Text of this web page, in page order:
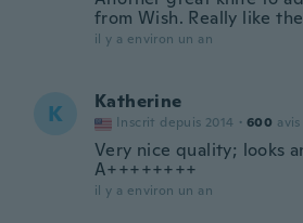
from Wish. Really like
il y a environ un an
K Katherine
Inscrit depuis 2014 · 600 avis
Very nice quality; looks
A++++++++
il y a environ un an